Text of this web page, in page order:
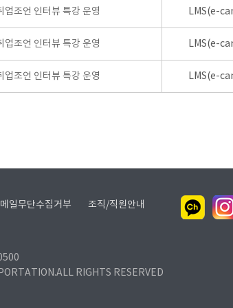
조언 인터뷰 특강 운영 LMS(e-
조언 인터뷰 특강 운영 LMS(e-
조언 인터뷰 특강 운영 LMS(e-
일무단수집거부 조직/직원안내
RIGHTS RESERVED